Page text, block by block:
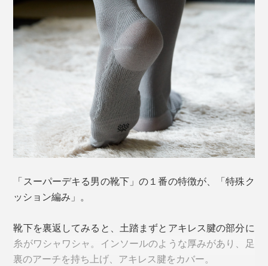
素材は、シルクのような光沢感のある、上質な「コット
ンシルケット」。肌触りがサラッとしていて、洗濯を重
デリケートな見た目ながら、丈夫さも自慢。つま先とか
ン」が使われていて、擦り切れにくくなっています。そ
の丈夫さは、自社従来品の約10倍！
も朝と夕方とでは、アーチの角度が違うそうです。
アーチが崩れることで、足裏のバネ機能が低下。衝撃を
吸収できず、足の筋肉に余計な負担がかかって疲れやす
くなり、土踏まずやかかとが痛む原因にもなるのだと
か。
「スーパーデキる男の靴下」の１番の特徴が、「特殊ク
ッション編み」。
靴下を裏返してみると、土踏まずとアキレス腱の部分に
糸がワシャワシャ。インソールのような厚みがあり、足
裏のアーチを持ち上げ、アキレス腱をカバー。